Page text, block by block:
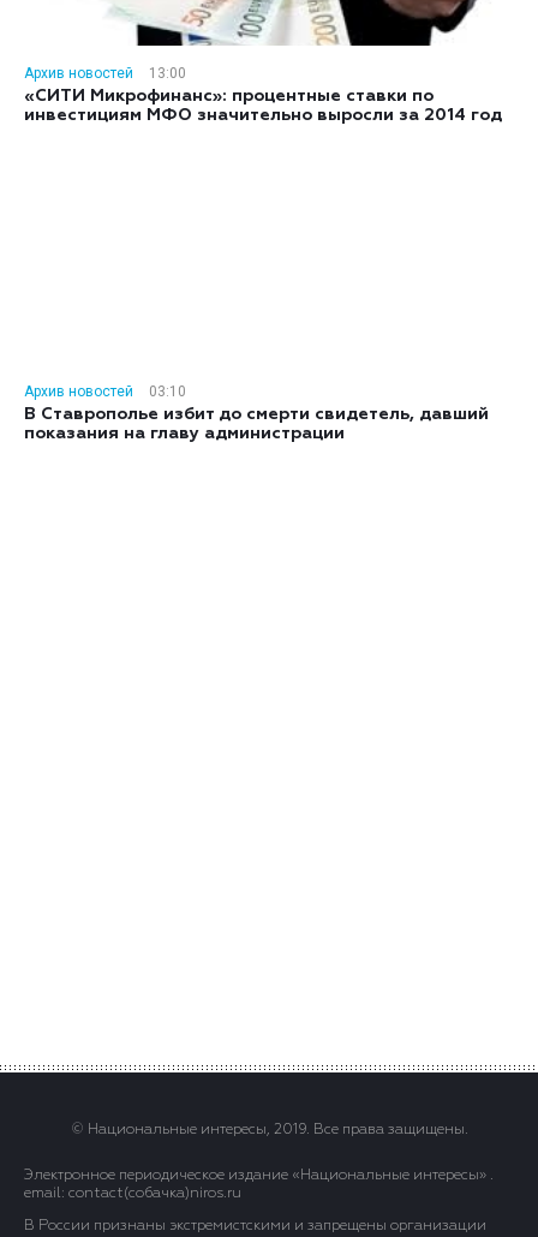
Архив новостей
13:00
«СИТИ Микрофинанс»: процентные ставки по
инвестициям МФО значительно выросли за 2014 год
Архив новостей
03:10
В Ставрополье избит до смерти свидетель, давший
показания на главу администрации
© Национальные интересы, 2019. Все права защищены.
Электронное периодическое издание «Национальные интересы» .
email: contact(сoбaчка)niros.ru
В России признаны экстремистскими и запрещены организации